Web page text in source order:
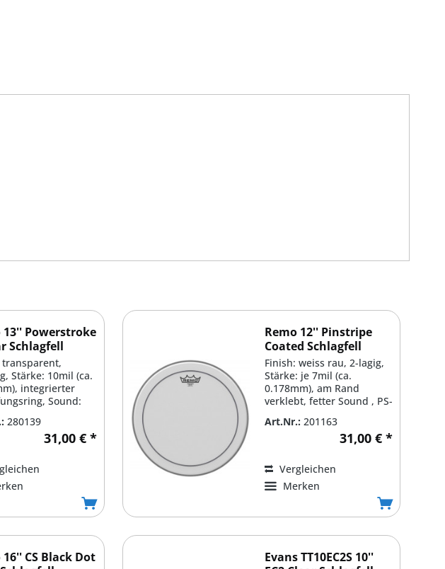
13'' Powerstroke
Schlagfell
transparent,
Stärke: 10mil (ca.
integrierter
Sound:
280139
31,00 € *
Remo 12'' Pinstripe
Coated Schlagfell
Finish: weiss rau, 2-lagig,
Stärke: je 7mil (ca.
0.178mm), am Rand
verklebt, fetter Sound , PS-
Art.Nr.: 201163
31,00 € *
Vergleichen
Merken
16'' CS Black Dot
Evans TT10EC2S 10''